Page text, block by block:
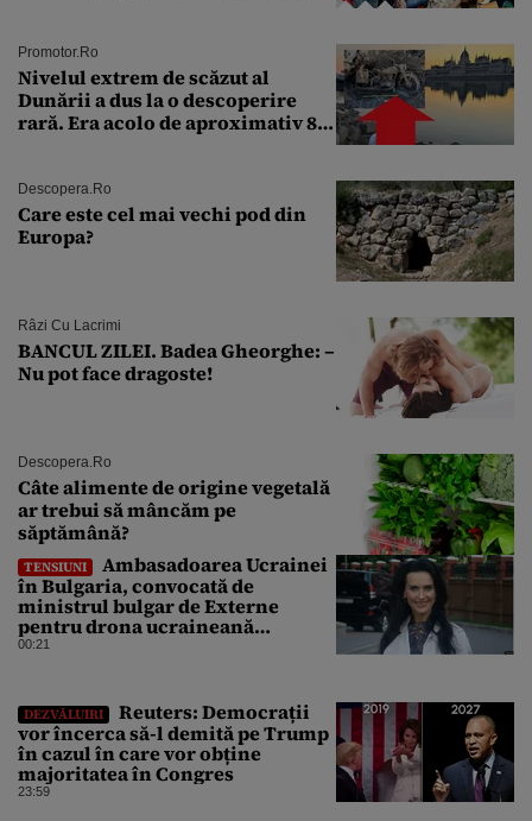
Promotor.ro
Nivelul extrem de scăzut al
Dunării a dus la o descoperire
rară. Era acolo de aproximativ 80
Descopera.ro
Care este cel mai vechi pod din
Europa?
Râzi Cu Lacrimi
BANCUL ZILEI. Badea Gheorghe: –
Nu pot face dragoste!
Descopera.ro
Câte alimente de origine vegetală
ar trebui să mâncăm pe
săptămână?
TENSIUNI
Ambasadoarea Ucrainei
în Bulgaria, convocată de
ministrul bulgar de Externe
pentru drona ucraineană
prăbușită în apropierea
00:21
DEZVĂLUIRI
Reuters: Democrații
vor încerca să-l demită pe Trump
în cazul în care vor obține
majoritatea în Congres
23:59